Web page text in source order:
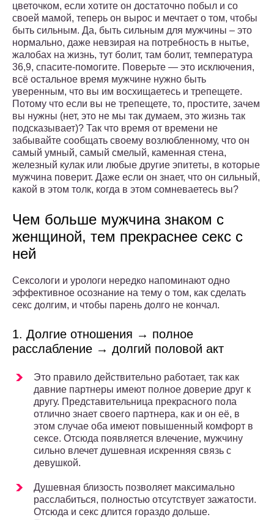
цветочком, если хотите он достаточно побыл и со
своей мамой, теперь он вырос и мечтает о том, чтобы
быть сильным. Да, быть сильным для мужчины – это
нормально, даже невзирая на потребность в нытье,
жалобах на жизнь, тут болит, там болит, температура
36,9, спасите-помогите. Поверьте — это исключения,
всё остальное время мужчине нужно быть
уверенным, что вы им восхищаетесь и трепещете.
Потому что если вы не трепещете, то, простите, зачем
вы нужны (нет, это не мы так думаем, это жизнь так
подсказывает)? Так что время от времени не
забывайте сообщать своему возлюбленному, что он
самый умный, самый смелый, каменная стена,
железный кулак или любые другие эпитеты, в которые
мужчина поверит. Даже если он знает, что он сильный,
какой в этом толк, когда в этом сомневаетесь вы?
Чем больше мужчина знаком с
женщиной, тем прекраснее секс с
ней
Сексологи и урологи нередко напоминают одно
эффективное осознание на тему о том, как сделать
секс долгим, и чтобы парень долго не кончал.
1. Долгие отношения → полное
расслабление → долгий половой акт
Это правило действительно работает, так как
давние партнеры имеют полное доверие друг к
другу. Представительница прекрасного пола
отлично знает своего партнера, как и он её, в
этом случае оба имеют повышенный комфорт в
сексе. Отсюда появляется влечение, мужчину
сильно влечет душевная искренняя связь с
девушкой.
Душевная близость позволяет максимально
расслабиться, полностью отсутствует зажатости.
Отсюда и секс длится гораздо дольше.